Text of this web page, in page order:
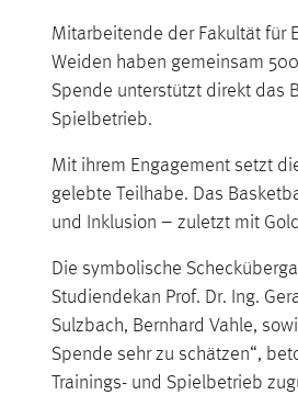
Mitarbeitende der Fakultät für
Weiden haben gemeinsam
Spende unterstützt direkt das
Spielbetrieb.
Mit ihrem Engagement setzt
gelebte Teilhabe. Das
und Inklusion – zuletzt mit
Die symbolische
Studiendekan Prof. Dr. Ing.
Sulzbach, Bernhard Vahle,
Spende sehr zu schätzen“,
Trainings- und Spielbetrieb